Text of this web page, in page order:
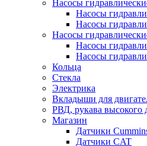
Насосы
Насосы
Насосы
Насосы
Насосы
Насосы
Кольца
Стекла
Электрика
Вкладыши для
РВД, рукава высокого
Магазин
Датчики
Датчики CAT